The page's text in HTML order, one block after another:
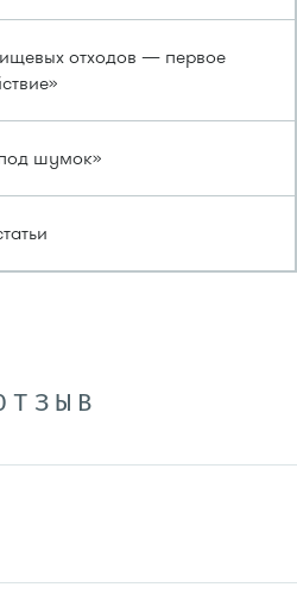
отходов — первое
шумок»